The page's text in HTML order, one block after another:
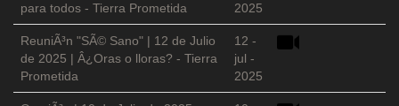
para todos - Tierra Prometida
2025
ReuniÃ³n "SÃ© Sano" | 12 de Julio
de 2025 | Â¿Oras o lloras? - Tierra
Prometida
12 -
jul -
2025